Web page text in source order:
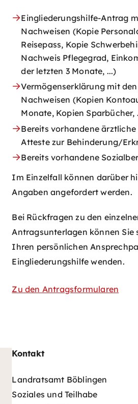
Eingliederungshilfe-Antrag
Nachweisen (Kopie
Reisepass, Kopie
Nachweis Pflegegrad,
der letzten 3 Monate, ...)
Vermögenserklärung mit
Nachweisen (Kopien
Monate, Kopien Sparbücher,
Bereits vorhandene
Atteste zur Behinderung/
Bereits vorhandene
Im Einzelfall können darüber
Angaben angefordert werden.
Bei Rückfragen zu den
Antragsunterlagen können Sie
Ihren persönlichen
Eingliederungshilfe wenden.
Zu den Antragsformularen
Kontakt
Landratsamt Böblingen
Soziales und Teilhabe